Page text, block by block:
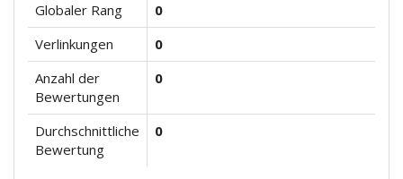
Globaler Rang
0
Verlinkungen
0
Anzahl der
Bewertungen
0
Durchschnittliche
Bewertung
0